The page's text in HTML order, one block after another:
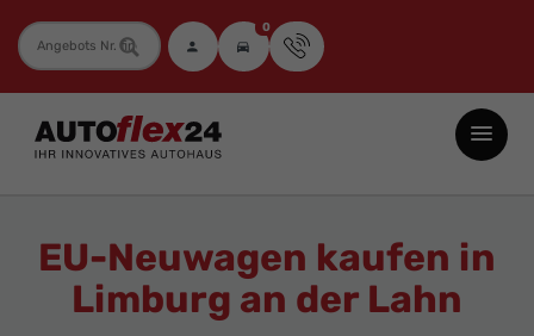
Fahrzeugnummer 0
Autoflex24
GmbH
Neuwagen
Jahreswagen
EU-Neuwagen kaufen in
Limburg an der Lahn